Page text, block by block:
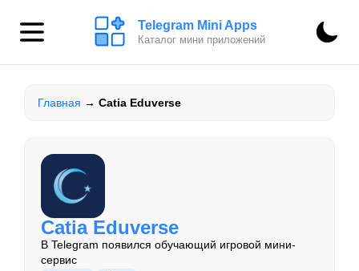
Telegram Mini Apps
Каталог мини приложений
Главная → Catia Eduverse
Catia Eduverse
В Telegram появился обучающий игровой мини-
сервис